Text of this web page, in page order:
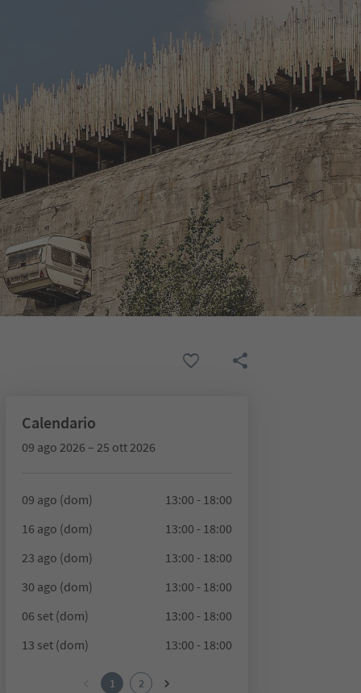
Calendario
09 ago 2026 – 25 ott 2026
09 ago (dom)
13:00 - 18:00
16 ago (dom)
13:00 - 18:00
23 ago (dom)
13:00 - 18:00
30 ago (dom)
13:00 - 18:00
06 set (dom)
13:00 - 18:00
13 set (dom)
13:00 - 18:00
1 2